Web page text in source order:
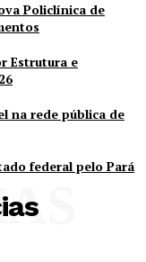
Policlínica de
Estrutura e
na rede pública de
federal pelo Pará